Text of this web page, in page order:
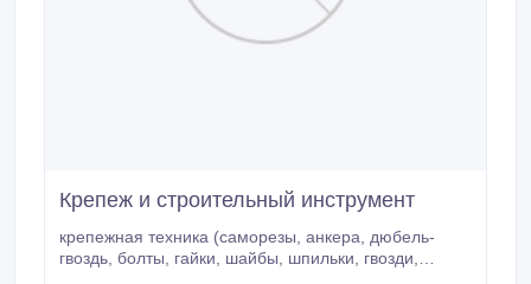
Крепеж и строительный инструмент
крепежная техника (саморезы, анкера, дюбель-
гвоздь, болты, гайки, шайбы, шпильки, гвозди,